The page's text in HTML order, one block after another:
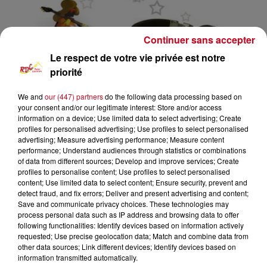
Funk Anthologie RDC
RDC
Funk Anthologie
0:00 5 sec
Le respect de votre vie privée est notre
priorité
We and our (447) partnersdo the following data processing based on
your consent and/or our legitimate interest: Store and/or access
information on a device; Use limited data to select advertising; Create
profiles for personalised advertising; Use profiles to select personalised
advertising; Measure advertising performance; Measure content
performance; Understand audiences through statistics or combinations
of data from different sources; Develop and improve services; Create
profiles to personalise content; Use profiles to select personalised
content; Use limited data to select content; Ensure security, prevent and
detect fraud, and fix errors; Deliver and present advertising and content;
Save and communicate privacy choices. These technologies may
process personal data such as IP address and browsing data to offer
following functionalities: Identify devices based on information actively
requested; Use precise geolocation data; Match and combine data from
other data sources; Link different devices; Identify devices based on
information transmitted automatically.
Continuer sans accepter